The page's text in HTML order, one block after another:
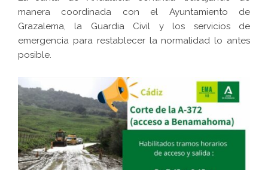
manera coordinada con el Ayuntamiento de
Grazalema, la Guardia Civil y los servicios de
emergencia para restablecer la normalidad lo antes
posible.